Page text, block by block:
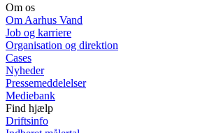
Om os
Om Aarhus Vand
Job og karriere
Organisation og direktion
Cases
Nyheder
Pressemeddelelser
Mediebank
Find hjælp
Driftsinfo